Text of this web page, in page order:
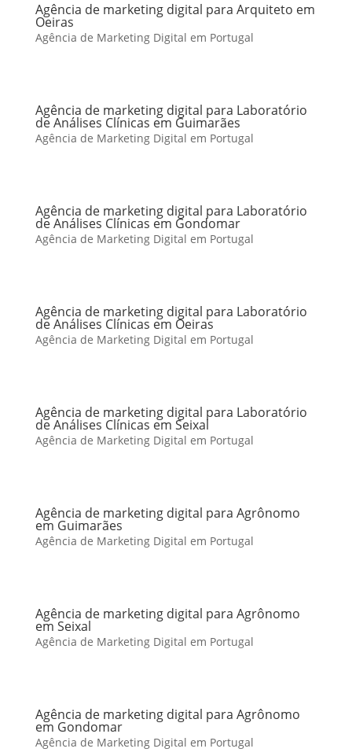
Agência de marketing digital para Arquiteto em
Oeiras
Agência de Marketing Digital em Portugal
Agência de marketing digital para Laboratório
de Análises Clínicas em Guimarães
Agência de Marketing Digital em Portugal
Agência de marketing digital para Laboratório
de Análises Clínicas em Gondomar
Agência de Marketing Digital em Portugal
Agência de marketing digital para Laboratório
de Análises Clínicas em Oeiras
Agência de Marketing Digital em Portugal
Agência de marketing digital para Laboratório
de Análises Clínicas em Seixal
Agência de Marketing Digital em Portugal
Agência de marketing digital para Agrônomo
em Guimarães
Agência de Marketing Digital em Portugal
Agência de marketing digital para Agrônomo
em Seixal
Agência de Marketing Digital em Portugal
Agência de marketing digital para Agrônomo
em Gondomar
Agência de Marketing Digital em Portugal